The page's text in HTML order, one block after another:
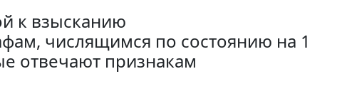
к взысканию
числящимся по состоянию на 1
отвечают признакам